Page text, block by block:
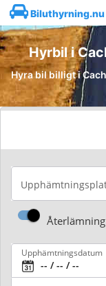
Biluthyrning.nu
Hyrbil i
Hyra bil billigt i
Upphämtningsdatum